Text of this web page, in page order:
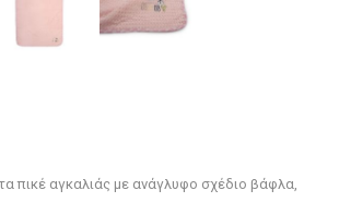
πικέ αγκαλιάς με ανάγλυφο σχέδιο βάφλα,